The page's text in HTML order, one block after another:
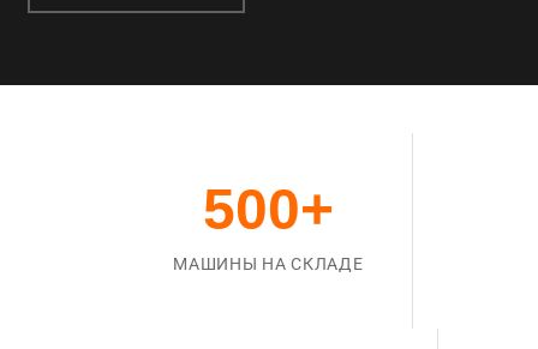
500+
МАШИНЫ НА СКЛАДЕ